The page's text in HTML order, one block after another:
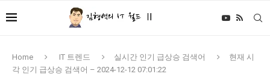
Home IT 트렌드 실시간 인기 급상승 검색어
현재 시
각 인기 급상승 검색어 – 2024-12-12 07:01:22